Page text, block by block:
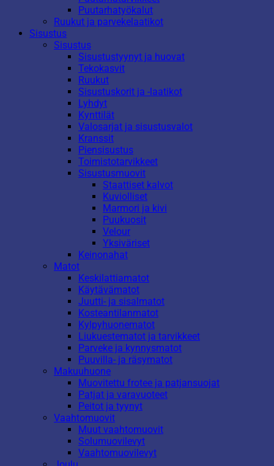
Puutarhatyökalut
Ruukut ja parvekelaatikot
Sisustus
Sisustus
Sisustustyynyt ja huovat
Tekokasvit
Ruukut
Sisustuskorit ja -laatikot
Lyhdyt
Kynttilät
Valosarjat ja sisustusvalot
Kranssit
Piensisustus
Toimistotarvikkeet
Sisustusmuovit
Staattiset kalvot
Kuviolliset
Marmori ja kivi
Puukuosit
Velour
Yksiväriset
Keinonahat
Matot
Keskilattiamatot
Käytävämatot
Juutti- ja sisalmatot
Kosteantilanmatot
Kylpyhuonematot
Liukuestematot ja tarvikkeet
Parveke ja kynnysmatot
Puuvilla- ja räsymatot
Makuuhuone
Muovitettu frotee ja patjansuojat
Patjat ja varavuoteet
Peitot ja tyynyt
Vaahtomuovit
Muut vaahtomuovit
Solumuovilevyt
Vaahtomuovilevyt